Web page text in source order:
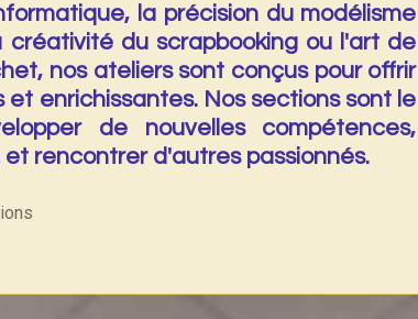
la précision du modélisme
créativité du scrapbooking ou l'art de
nos ateliers sont conçus pour offrir
enrichissantes. Nos sections sont le
de nouvelles compétences,
rencontrer d'autres passionnés.